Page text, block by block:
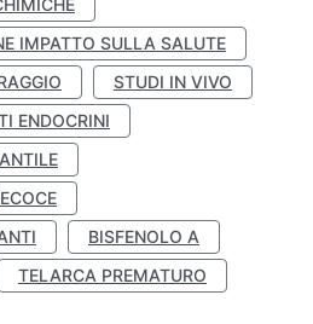
IMPATTO SULLA SALUTE
STUDI IN VIVO
ENDOCRINI
BISFENOLO A
TELARCA PREMATURO